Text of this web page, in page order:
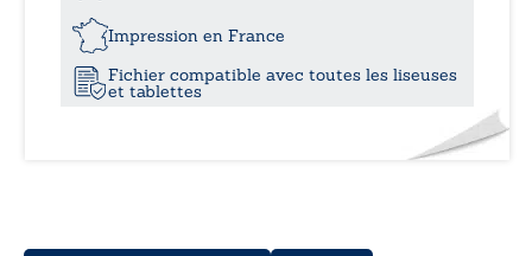
Impression en France
Fichier compatible avec toutes les liseuses
et tablettes